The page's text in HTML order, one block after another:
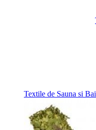
Textile de Sauna si Bai